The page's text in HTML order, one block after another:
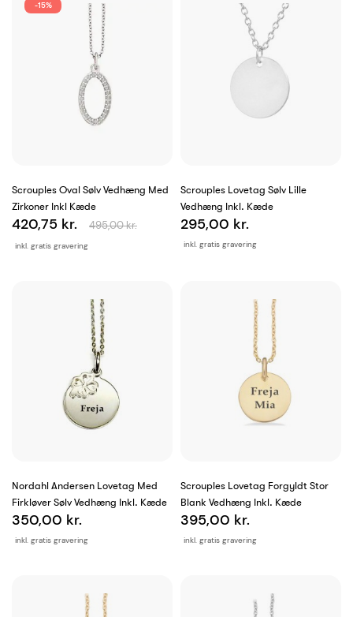
Scrouples Oval Sølv Vedhæng Med
Zirkoner Inkl Kæde
inkl. gratis gravering
420,75 kr. 495,00 kr.
-15%
Scrouples Lovetag Sølv Lille
Vedhæng Inkl. Kæde
inkl. gratis gravering
295,00 kr.
Nordahl Andersen Lovetag Med
Firkløver Sølv Vedhæng Inkl. Kæde
inkl. gratis gravering
350,00 kr.
Scrouples Lovetag Forgyldt Stor
Blank Vedhæng Inkl. Kæde
inkl. gratis gravering
395,00 kr.